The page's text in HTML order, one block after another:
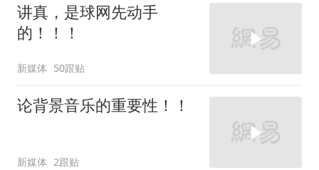
讲真，是球网先动手
的！！！
新媒体 50跟贴
论背景音乐的重要性！！
新媒体 2跟贴